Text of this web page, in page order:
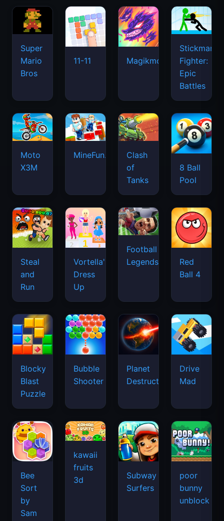
Super
Mario
Bros
11-11 Magikmon
Stickman
Fighter:
Epic
Battles
Moto
X3M
MineFun.io
Clash
of
Tanks
8 Ball
Pool
Steal
and
Run
Vortella's
Dress
Up
Football
Legends
Red
Ball 4
Blocky
Blast
Puzzle
Bubble
Shooter
Planet
Destruction
Drive
Mad
Bee
Sort
by
Sam
kawaii
fruits
3d
Subway
Surfers
poor
bunny
unblock